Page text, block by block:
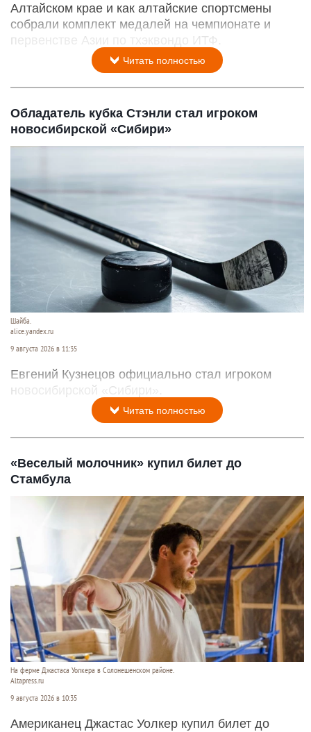
Алтайском крае и как алтайские спортсмены
собрали комплект медалей на чемпионате и
первенстве Азии по тхэквондо ИТФ.
Читать полностью
Обладатель кубка Стэнли стал игроком
новосибирской «Сибири»
Шайба.
alice.yandex.ru
9 августа 2026 в 11:35
Евгений Кузнецов официально стал игроком
новосибирской «Сибири».
Читать полностью
«Веселый молочник» купил билет до
Стамбула
На ферме Джастаса Уолкера в Солонешенском районе.
Altapress.ru
9 августа 2026 в 10:35
Американец Джастас Уолкер купил билет до